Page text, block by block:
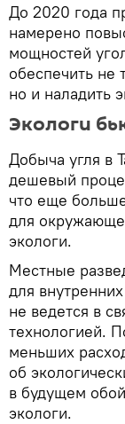
До 2020 года
намерено
мощностей
обеспечить не
но и наладить
Экологи
Добыча угля в
дешевый
что еще
для
экологи.
Местные
для
не ведется в
технологией.
меньших
об
в будущем
экологи.